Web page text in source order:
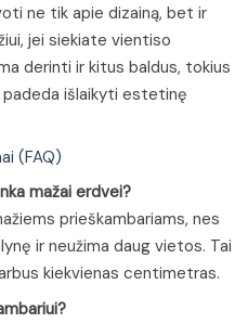
ne tik apie dizainą, bet ir
jei siekiate vientiso
derinti ir kitus baldus, tokius
padeda išlaikyti estetinę
(FAQ)
mažai erdvei?
prieškambariams, nes
ir neužima daug vietos. Tai
kiekvienas centimetras.